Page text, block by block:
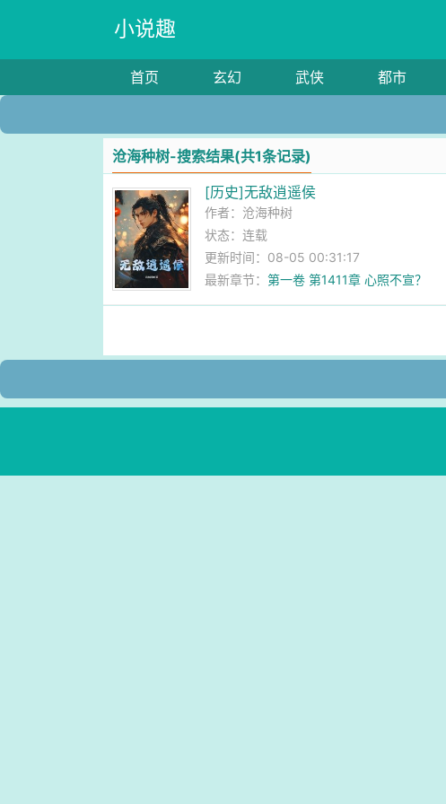
小说趣
首页 玄幻 武侠 都市
沧海种树-搜索结果(共1条记录)
[历史]无敌逍遥侯
作者： 沧海种树
状态：连载
更新时间：08-05 00:31:17
最新章节：第一卷 第1411章 心照不宣？